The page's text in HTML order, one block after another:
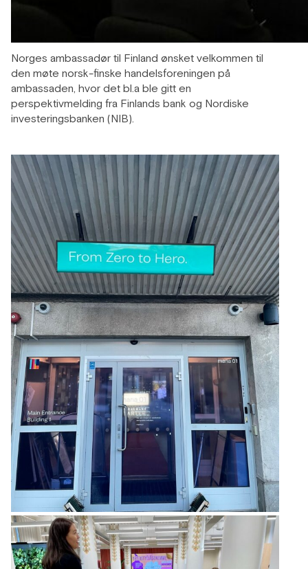
Norges ambassadør til Finland ønsket velkommen til
den møte norsk-finske handelsforeningen på
ambassaden, hvor det bl.a ble gitt en
perspektivmelding fra Finlands bank og Nordiske
investeringsbanken (NIB).